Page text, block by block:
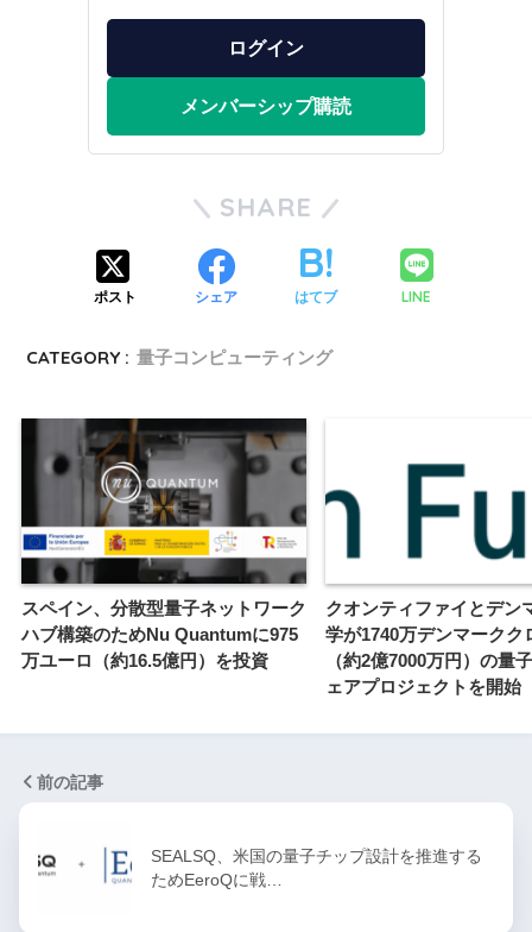
ログイン
メンバーシップ購読
SHARE
ポスト シェア はてブ LINE
CATEGORY : 量子コンピューティング
スペイン、分散型量子ネットワーク
ハブ構築のためNu Quantumに975
万ユーロ（約16.5億円）を投資
クオンティファイとデン
学が1740万デンマークク
（約2億7000万円）の量
ェアプロジェクトを開始
前の記事
SEALSQ、米国の量子チップ設計を推進する
ためEeroQに戦…